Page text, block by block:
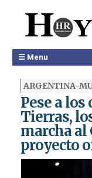
☰ Menu
ARGENTINA-
Pese a
Tierras,
marcha al
proyecto